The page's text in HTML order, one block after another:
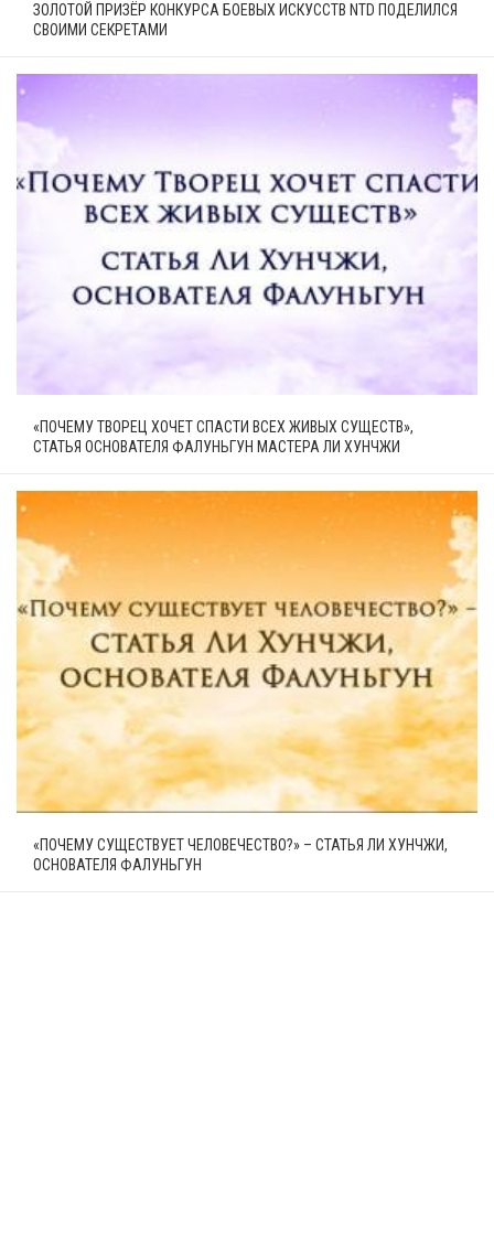
ЗОЛОТОЙ ПРИЗЁР КОНКУРСА БОЕВЫХ ИСКУССТВ NTD ПОДЕЛИЛСЯ
СВОИМИ СЕКРЕТАМИ
«ПОЧЕМУ ТВОРЕЦ ХОЧЕТ СПАСТИ ВСЕХ ЖИВЫХ СУЩЕСТВ»,
СТАТЬЯ ОСНОВАТЕЛЯ ФАЛУНЬГУН МАСТЕРА ЛИ ХУНЧЖИ
«ПОЧЕМУ СУЩЕСТВУЕТ ЧЕЛОВЕЧЕСТВО?» – СТАТЬЯ ЛИ ХУНЧЖИ,
ОСНОВАТЕЛЯ ФАЛУНЬГУН